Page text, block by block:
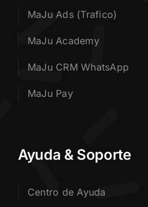
MaJu Ads (Trafico)
MaJu Academy
MaJu CRM WhatsApp
MaJu Pay
Ayuda & Soporte
Centro de Ayuda